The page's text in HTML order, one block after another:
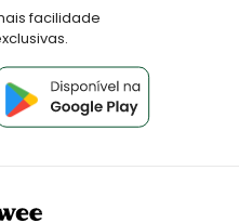
facilidade